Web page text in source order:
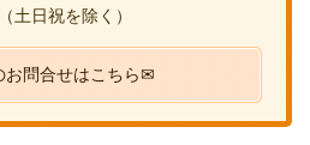
土日祝を除く）
お問合せはこちら✉